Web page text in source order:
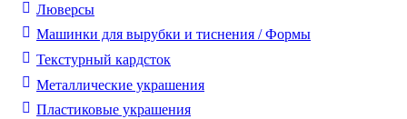
Люверсы
Машинки для вырубки и тиснения / Формы
Текстурный кардсток
Металлические украшения
Пластиковые украшения